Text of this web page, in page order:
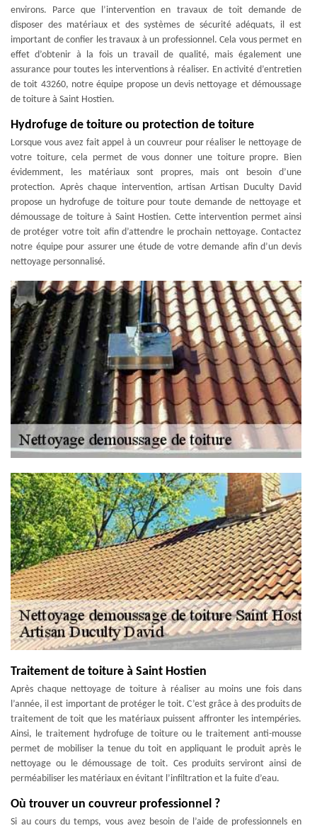
environs. Parce que l’intervention en travaux de toit demande de
disposer des matériaux et des systèmes de sécurité adéquats, il est
important de confier les travaux à un professionnel. Cela vous permet en
effet d’obtenir à la fois un travail de qualité, mais également une
assurance pour toutes les interventions à réaliser. En activité d’entretien
de toit 43260, notre équipe propose un devis nettoyage et démoussage
de toiture à Saint Hostien.
Hydrofuge de toiture ou protection de toiture
Lorsque vous avez fait appel à un couvreur pour réaliser le nettoyage de
votre toiture, cela permet de vous donner une toiture propre. Bien
évidemment, les matériaux sont propres, mais ont besoin d’une
protection. Après chaque intervention, artisan Artisan Duculty David
propose un hydrofuge de toiture pour toute demande de nettoyage et
démoussage de toiture à Saint Hostien. Cette intervention permet ainsi
de protéger votre toit afin d’attendre le prochain nettoyage. Contactez
notre équipe pour assurer une étude de votre demande afin d’un devis
nettoyage personnalisé.
Traitement de toiture à Saint Hostien
Après chaque nettoyage de toiture à réaliser au moins une fois dans
l’année, il est important de protéger le toit. C’est grâce à des produits de
traitement de toit que les matériaux puissent affronter les intempéries.
Ainsi, le traitement hydrofuge de toiture ou le traitement anti-mousse
permet de mobiliser la tenue du toit en appliquant le produit après le
nettoyage ou le démoussage de toit. Ces produits serviront ainsi de
perméabiliser les matériaux en évitant l’infiltration et la fuite d’eau.
Où trouver un couvreur professionnel ?
Si au cours du temps, vous avez besoin de l’aide de professionnels en